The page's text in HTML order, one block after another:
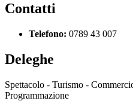
Contatti
Telefono: 0789 43 007
Deleghe
Spettacolo - Turismo -
Programmazione